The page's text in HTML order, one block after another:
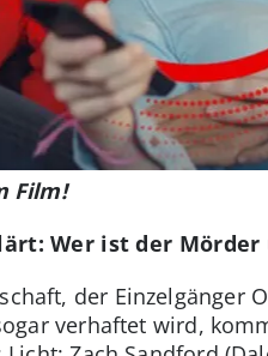
Film!
Wer ist der
der Einzelgänger
verhaftet wird,